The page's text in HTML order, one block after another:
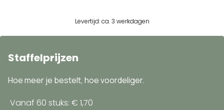
Levertijd: ca. 3 werkdagen
Staffelprijzen
Hoe meer je bestelt, hoe voordeliger.
Vanaf 60 stuks: € 1,70